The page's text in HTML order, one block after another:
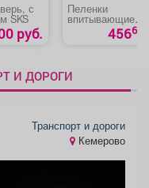
с
SKS
руб.
Пеленки
впитывающие
«Медлил»45660
И ДОРОГИ
Транспорт и дороги
Кемерово